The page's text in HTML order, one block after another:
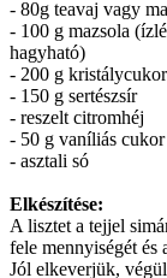
- 80g teavaj vagy
- 100 g mazsola
hagyható)
- 200 g kristálycukor
- 150 g sertészsír
- reszelt citromhéj
- 50 g vaníliás cukor
- asztali só
Elkészítése:
A lisztet a tejjel
fele mennyiségét és
Jól elkeverjük,